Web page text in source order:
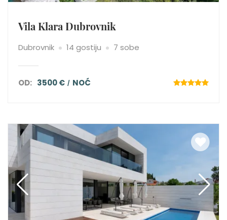
Vila Klara Dubrovnik
Dubrovnik 14 gostiju 7 sobe
OD: 3500 € NOĆ